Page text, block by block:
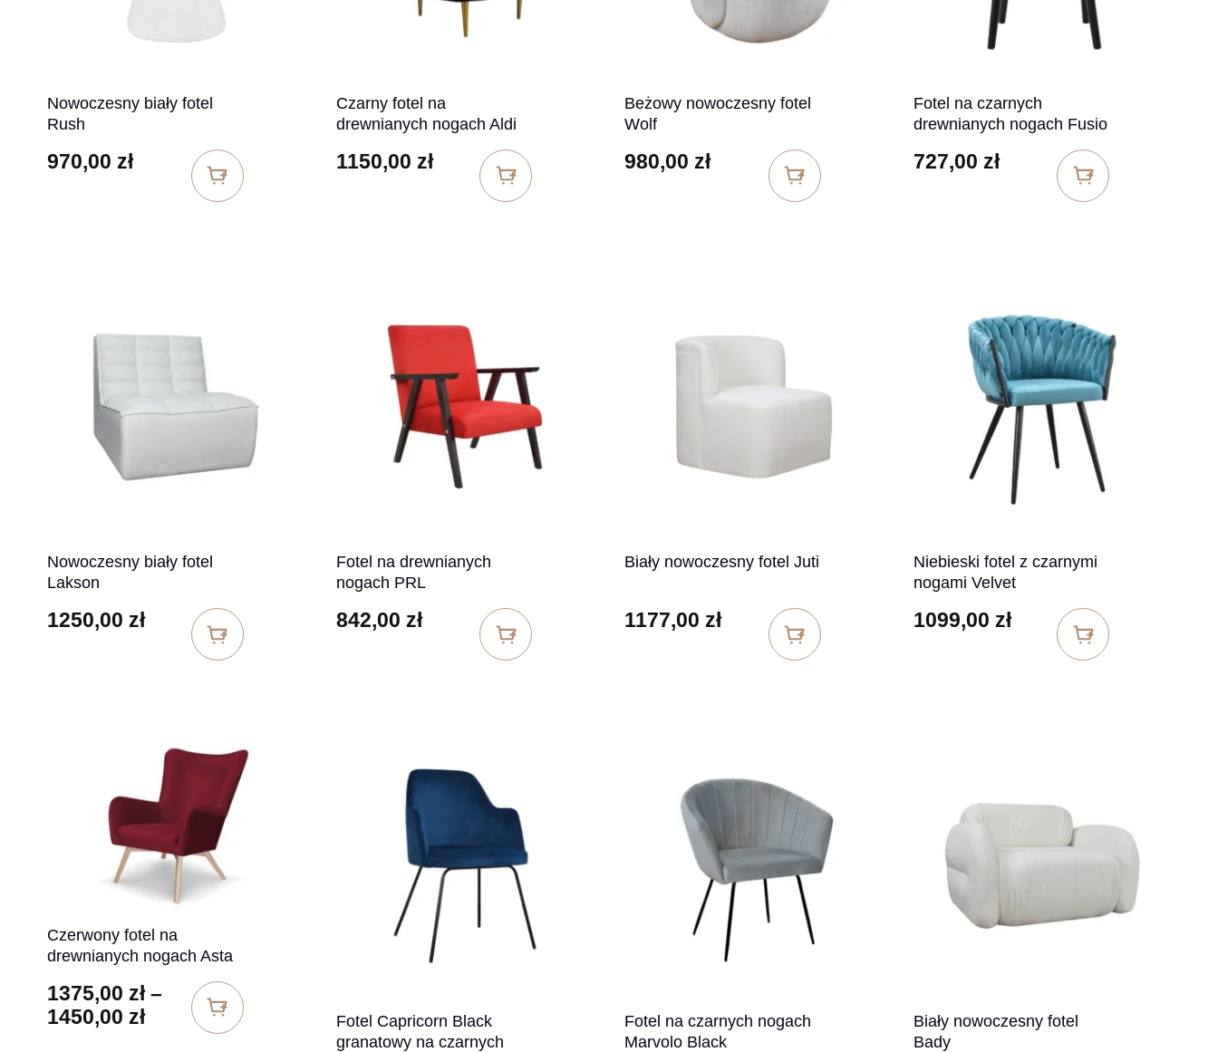
Nowoczesny biały fotel
Rush
970,00 zł
Czarny fotel na
drewnianych nogach Aldi
1150,00 zł
Beżowy nowoczesny fotel
Wolf
980,00 zł
Fotel na czarnych
drewnianych nogach Fusio
727,00 zł
Nowoczesny biały fotel
Lakson
1250,00 zł
Fotel na drewnianych
nogach PRL
842,00 zł
Biały nowoczesny fotel Juti
1177,00 zł
Niebieski fotel z czarnymi
nogami Velvet
1099,00 zł
Czerwony fotel na
drewnianych nogach Asta
1375,00 zł –
1450,00 złZakres cen: od 1375,00 zł do 1450,00 zł
Fotel Capricorn Black
granatowy na czarnych
Fotel na czarnych nogach
Marvolo Black
Biały nowoczesny fotel
Bady